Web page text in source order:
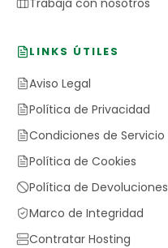
Trabaja con nosotros
LINKS ÚTILES
Aviso Legal
Política de Privacidad
Condiciones de Servicio
Política de Cookies
Política de Devoluciones
Marco de Integridad
Contratar Hosting